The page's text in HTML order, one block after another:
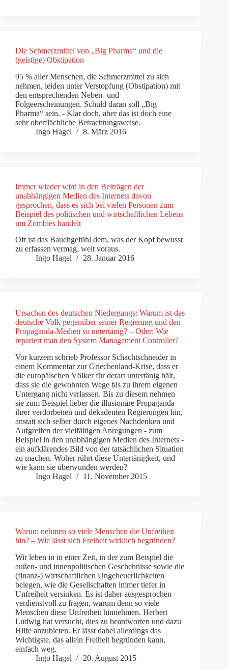
Die Schmerzmittel von „Big Pharma“ und die
(geistige) Obstipation
95 % aller Menschen, die Schmerzmittel zu sich
nehmen, leiden unter Verstopfung (Obstipation) mit
den entsprechenden Neben- und
Folgeerscheinungen. Schuld daran soll „Big
Pharma“ sein. - Klar doch, aber das ist doch eine
sehr oberflächliche Betrachtungsweise.
Ingo Hagel
8. März 2016
Immer wieder wird in den Beiträgen der
unabhängigen Medien des Internets davon
gesprochen, dass es sich bei vielen Personen zum
Beispiel des politischen und wirtschaftlichen Lebens
um Zombies handelt
Oft ist das Bauchgefühl dem, was der Kopf bewusst
zu erfassen vermag, weit voraus.
Ingo Hagel
28. Januar 2016
Ursachen des deutschen Niedergangs: Warum ist das
deutsche Volk gegenüber seiner Regierung und den
Propaganda-Medien so untertänig? – Oder: Wie
repariert man den System Management Controller?
Vor kurzem schrieb Professor Schachtschneider in
einem Kommentar zur Griechenland-Krise, dass er
die europäischen Völker für derart untertänig hält,
dass sie die gewohnten Wege bis zu ihrem eigenen
Untergang nicht verlassen. Bis zu diesem nehmen
sie zum Beispiel lieber die illusionäre Propaganda
ihrer verdorbenen und dekadenten Regierungen hin,
anstatt sich selber durch eigenes Nachdenken und
Aufgreifen der vielfältigen Anregungen - zum
Beispiel in den unabhängigen Medien des Internets -
ein aufklärendes Bild von der tatsächlichen Situation
zu machen. Woher rührt diese Untertänigkeit, und
wie kann sie überwunden werden?
Ingo Hagel
11. November 2015
Warum nehmen so viele Menschen die Unfreiheit
hin? – Wie lässt sich Freiheit wirklich begründen?
Wir leben in in einer Zeit, in der zum Beispiel die
außen- und innenpolitischen Geschehnisse sowie die
(finanz-) wirtschaftlichen Ungeheuerlichkeiten
belegen, wie die Gesellschaften immer tiefer in
Unfreiheit versinken. Es ist daher ausgesprochen
verdienstvoll zu fragen, warum denn so viele
Menschen diese Unfreiheit hinnehmen. Herbert
Ludwig hat versucht, dies zu beantworten und dazu
Hilfe anzubieten. Er lässt dabei allerdings das
Wichtigste, das allein Freiheit begründen kann,
einfach weg.
Ingo Hagel
20. August 2015